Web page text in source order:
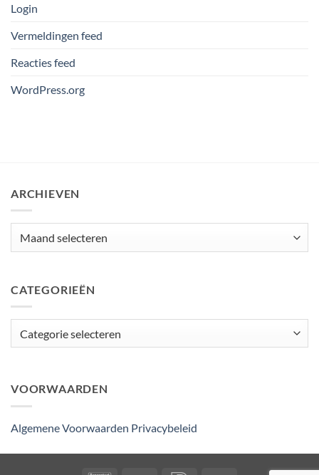
Login
Vermeldingen feed
Reacties feed
WordPress.org
ARCHIEVEN
CATEGORIEËN
VOORWAARDEN
Algemene Voorwaarden Privacybeleid